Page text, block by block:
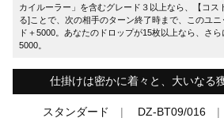
カイルーラー」を含むグレード３以上なら、【コス
る]ことで、次の相手のターン終了時まで、このユ
ド＋5000。あなたのドロップが15枚以上なら、さ
5000。
仕掛けは密かに着々と、大いなる
スタンダード DZ-BT09/016